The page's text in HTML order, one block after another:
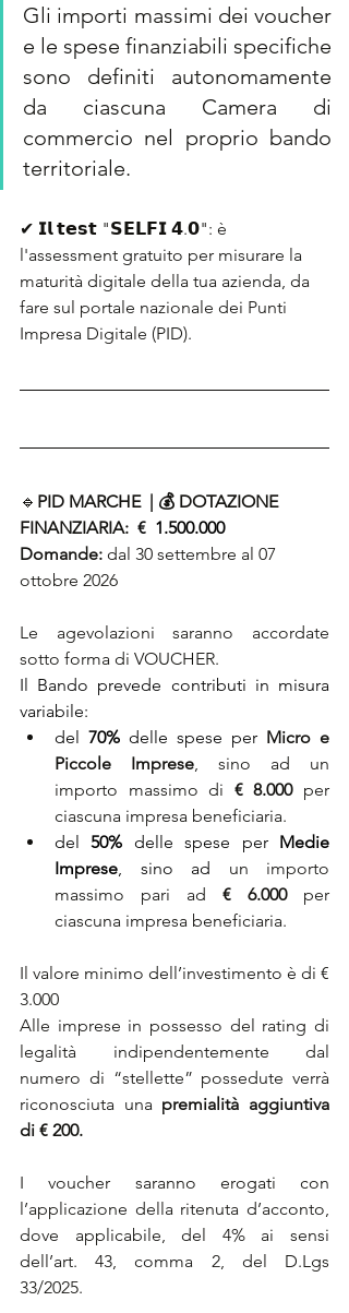
Gli importi massimi dei voucher
e le spese finanziabili specifiche
sono definiti autonomamente
da ciascuna Camera di
commercio nel proprio bando
territoriale.
✔ 𝗜𝗹 𝘁𝗲𝘀𝘁 "𝗦𝗘𝗟𝗙𝗜 𝟰.𝟬": è
l'assessment gratuito per misurare la
maturità digitale della tua azienda, da
fare sul portale nazionale dei Punti
Impresa Digitale (PID).
🔹 PID MARCHE  | 💰 DOTAZIONE
FINANZIARIA: € 1.500.000
Domande: dal 30 settembre al 07
ottobre 2026
Le agevolazioni saranno accordate
sotto forma di VOUCHER.
Il Bando prevede contributi in misura
variabile:
del 70% delle spese per Micro e
Piccole Imprese, sino ad un
importo massimo di € 8.000 per
ciascuna impresa beneficiaria.
del 50% delle spese per Medie
Imprese, sino ad un importo
massimo pari ad € 6.000 per
ciascuna impresa beneficiaria.
Il valore minimo dell’investimento è di €
3.000
Alle imprese in possesso del rating di
legalità indipendentemente dal
numero di “stellette” possedute verrà
riconosciuta una premialità aggiuntiva
di € 200.
I voucher saranno erogati con
l’applicazione della ritenuta d’acconto,
dove applicabile, del 4% ai sensi
dell’art. 43, comma 2, del D.Lgs
33/2025.